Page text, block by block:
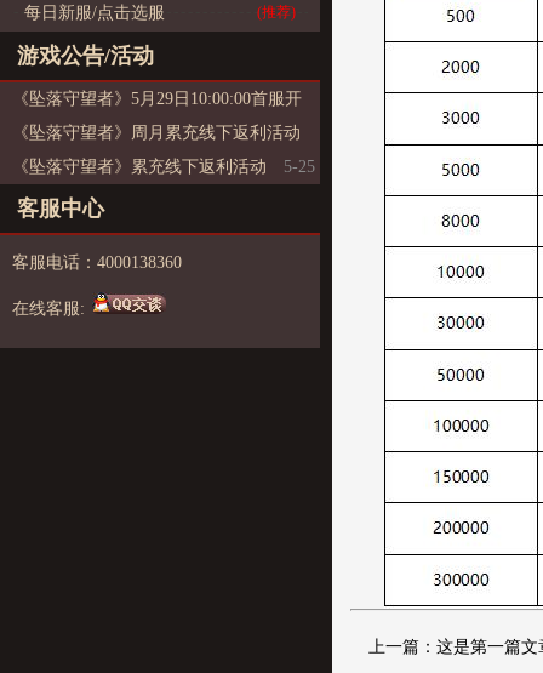
每日新服/点击选服 (推荐)
游戏公告/活动
《坠落守望者》5月29日10:00:00首服开
启
5-26
《坠落守望者》周月累充线下返利活动
5-25
《坠落守望者》累充线下返利活动 5-25
客服中心
客服电话：4000138360
在线客服:
上一篇：这是第一篇文